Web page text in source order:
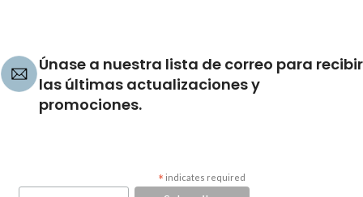
Únase a nuestra lista de correo para recibir
las últimas actualizaciones y
promociones.
* indicates required